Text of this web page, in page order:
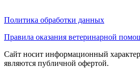
Политика обработки данных
Правила оказания ветеринарной
Сайт носит информационный
являются публичной офертой.